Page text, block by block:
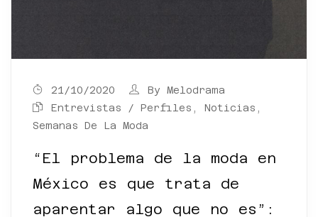
21/10/2020 By Melodrama
Entrevistas / Perfiles
Noticias
Semanas De La Moda
“El problema de la moda en
México es que trata de
aparentar algo que no es”: